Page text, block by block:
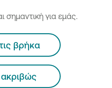
σημαντική για εμάς.
βρήκα